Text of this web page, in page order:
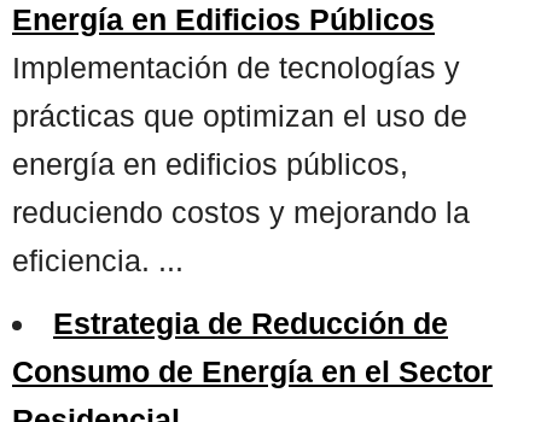
Energía en Edificios Públicos
Implementación de tecnologías y
prácticas que optimizan el uso de
energía en edificios públicos,
reduciendo costos y mejorando la
eficiencia. ...
Estrategia de Reducción de
Consumo de Energía en el Sector